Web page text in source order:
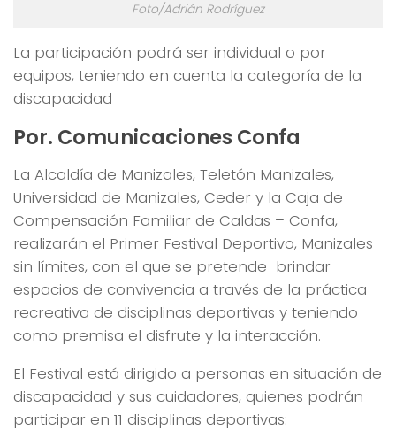
Foto/Adrián Rodríguez
La participación podrá ser individual o por
equipos, teniendo en cuenta la categoría de la
discapacidad
Por. Comunicaciones Confa
La Alcaldía de Manizales, Teletón Manizales,
Universidad de Manizales, Ceder y la Caja de
Compensación Familiar de Caldas – Confa,
realizarán el Primer Festival Deportivo, Manizales
sin límites, con el que se pretende brindar
espacios de convivencia a través de la práctica
recreativa de disciplinas deportivas y teniendo
como premisa el disfrute y la interacción.
El Festival está dirigido a personas en situación de
discapacidad y sus cuidadores, quienes podrán
participar en 11 disciplinas deportivas: